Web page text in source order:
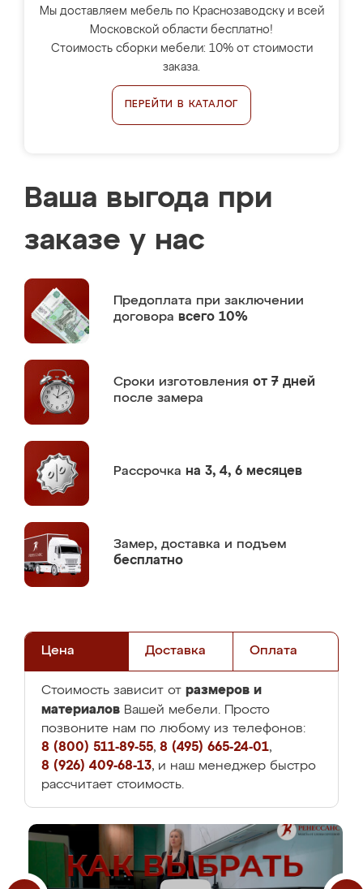
Мы доставляем мебель по Краснозаводску и всей
Московской области бесплатно!
Стоимость сборки мебели: 10% от стоимости
заказа.
ПЕРЕЙТИ В КАТАЛОГ
Ваша выгода при
заказе у нас
Предоплата при заключении
договора всего 10%
Сроки изготовления от 7 дней
после замера
Рассрочка на 3, 4, 6 месяцев
Замер, доставка и подъем
бесплатно
Цена Доставка Оплата
Стоимость зависит от размеров и
материалов Вашей мебели. Просто
позвоните нам по любому из телефонов:
8 (800) 511-89-55, 8 (495) 665-24-01,
8 (926) 409-68-13, и наш менеджер быстро
рассчитает стоимость.